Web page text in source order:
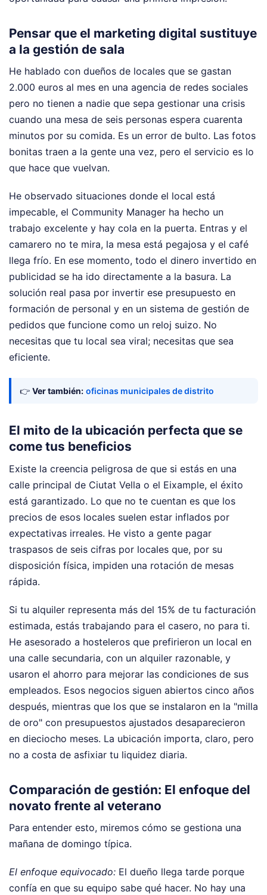
Pensar que el marketing digital sustituye
a la gestión de sala
He hablado con dueños de locales que se gastan
2.000 euros al mes en una agencia de redes sociales
pero no tienen a nadie que sepa gestionar una crisis
cuando una mesa de seis personas espera cuarenta
minutos por su comida. Es un error de bulto. Las fotos
bonitas traen a la gente una vez, pero el servicio es lo
que hace que vuelvan.
He observado situaciones donde el local está
impecable, el Community Manager ha hecho un
trabajo excelente y hay cola en la puerta. Entras y el
camarero no te mira, la mesa está pegajosa y el café
llega frío. En ese momento, todo el dinero invertido en
publicidad se ha ido directamente a la basura. La
solución real pasa por invertir ese presupuesto en
formación de personal y en un sistema de gestión de
pedidos que funcione como un reloj suizo. No
necesitas que tu local sea viral; necesitas que sea
eficiente.
👉 Ver también: oficinas municipales de distrito
El mito de la ubicación perfecta que se
come tus beneficios
Existe la creencia peligrosa de que si estás en una
calle principal de Ciutat Vella o el Eixample, el éxito
está garantizado. Lo que no te cuentan es que los
precios de esos locales suelen estar inflados por
expectativas irreales. He visto a gente pagar
traspasos de seis cifras por locales que, por su
disposición física, impiden una rotación de mesas
rápida.
Si tu alquiler representa más del 15% de tu facturación
estimada, estás trabajando para el casero, no para ti.
He asesorado a hosteleros que prefirieron un local en
una calle secundaria, con un alquiler razonable, y
usaron el ahorro para mejorar las condiciones de sus
empleados. Esos negocios siguen abiertos cinco años
después, mientras que los que se instalaron en la "milla
de oro" con presupuestos ajustados desaparecieron
en dieciocho meses. La ubicación importa, claro, pero
no a costa de asfixiar tu liquidez diaria.
Comparación de gestión: El enfoque del
novato frente al veterano
Para entender esto, miremos cómo se gestiona una
mañana de domingo típica.
El enfoque equivocado: El dueño llega tarde porque
confía en que su equipo sabe qué hacer. No hay una